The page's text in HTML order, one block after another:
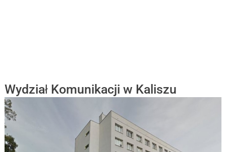
Wydział Komunikacji w Kaliszu